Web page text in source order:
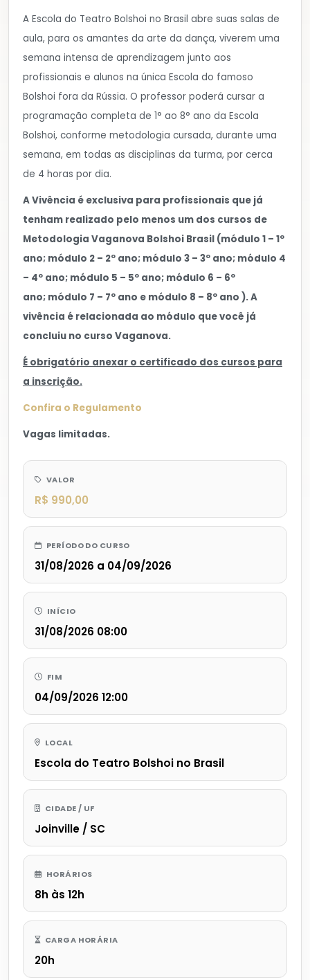
A Escola do Teatro Bolshoi no Brasil abre suas salas de
aula, para os amantes da arte da dança, viverem uma
semana intensa de aprendizagem junto aos
profissionais e alunos na única Escola do famoso
Bolshoi fora da Rússia. O professor poderá cursar a
programação completa de 1° ao 8° ano da Escola
Bolshoi, conforme metodologia cursada, durante uma
semana, em todas as disciplinas da turma, por cerca
de 4 horas por dia.
A Vivência é exclusiva para profissionais que já
tenham realizado pelo menos um dos cursos de
Metodologia Vaganova Bolshoi Brasil (módulo 1 – 1º
ano; módulo 2 – 2º ano; módulo 3 – 3º ano; módulo 4
– 4º ano; módulo 5 – 5º ano; módulo 6 – 6º
ano; módulo 7 – 7º ano e módulo 8 – 8º ano ). A
vivência é relacionada ao módulo que você já
concluiu no curso Vaganova.
É obrigatório anexar o certificado dos cursos para
a inscrição.
Confira o Regulamento
Vagas limitadas.
VALOR
R$ 990,00
PERÍODO DO CURSO
31/08/2026 a 04/09/2026
INÍCIO
31/08/2026 08:00
FIM
04/09/2026 12:00
LOCAL
Escola do Teatro Bolshoi no Brasil
CIDADE / UF
Joinville / SC
HORÁRIOS
8h às 12h
CARGA HORÁRIA
20h